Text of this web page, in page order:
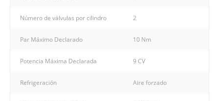
Número de válvulas por cilindro 2
Par Máximo Declarado 10 Nm
Potencia Máxima Declarada 9 CV
Refrigeración Aire forzado